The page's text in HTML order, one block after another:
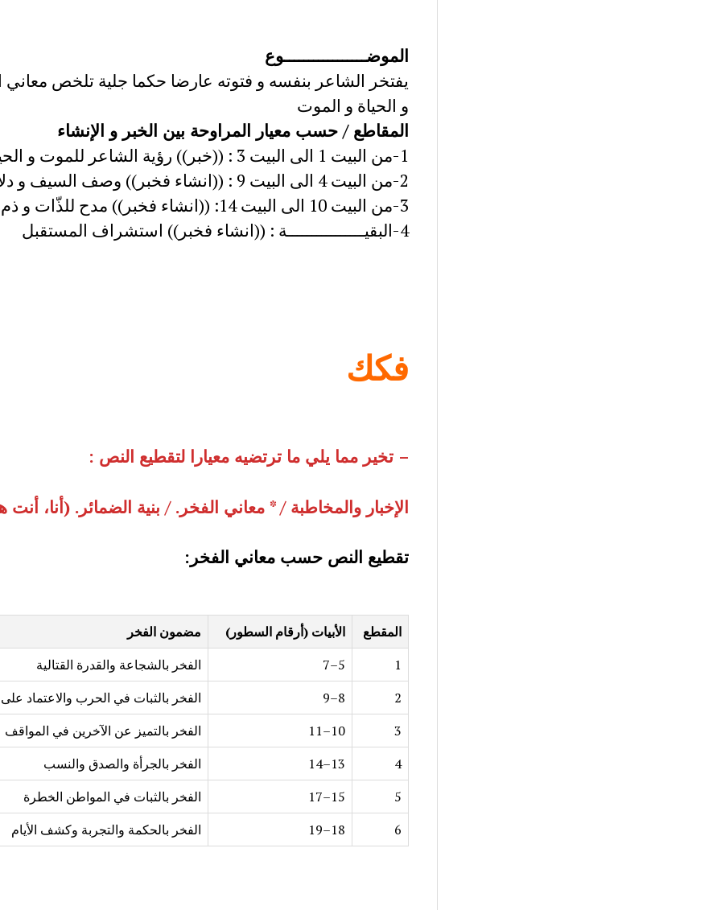
الموضـــــــــــــــــوع
يفتخر الشاعر بنفسه و فتوته عارضا حكما جلية تلخص معاني
و الحياة و الموت
المقاطع / حسب معيار المراوحة بين الخبر و الإنشاء
1-من البيت 1 الى البيت 3 : ((خبر)) رؤية الشاعر للموت و الحياة
2-من البيت 4 الى البيت 9 : ((انشاء فخبر)) وصف السيف و دلالاته
3-من البيت 10 الى البيت 14: ((انشاء فخبر)) مدح للذّات و ذم للآخر
4-البقيــــــــــــــــة : ((انشاء فخبر)) استشراف المستقبل
فكك
– تخير مما يلي ما ترتضيه معيارا لتقطيع النص :
الإخبار والمخاطبة / * معاني الفخر. / بنية الضمائر. (أنا، أنت
تقطيع النص حسب معاني الفخر:
المقطع الأبيات (أرقام السطور)
مضمون الفخر
1
5–7
الفخر بالشجاعة والقدرة القتالية
2
8–9
الفخر بالثبات في الحرب والاعتماد على
3
10–11
الفخر بالتميز عن الآخرين في المواقف
4
13–14
الفخر بالجرأة والصدق والنسب
5
15–17
الفخر بالثبات في المواطن الخطرة
6
18–19 الفخر بالحكمة والتجربة وكشف الأيام